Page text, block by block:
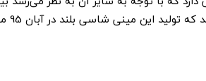
به درد خانم‌ها